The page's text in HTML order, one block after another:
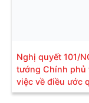
Nghị quyết 101/
tướng Chính phủ
việc về điều ước